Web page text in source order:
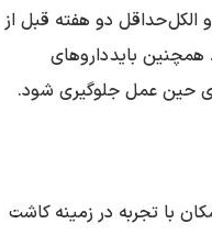
حداقل دو هفته قبل از
باید داروهای
حین عمل جلوگیری شود.
با تجربه در زمینه کاشت